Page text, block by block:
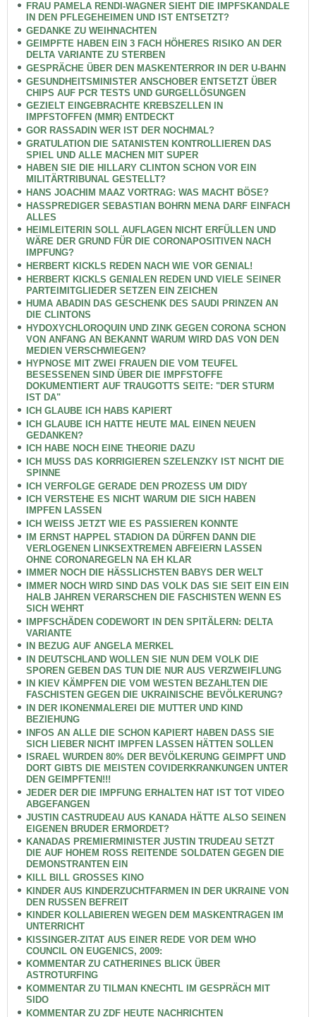
FRAU PAMELA RENDI-WAGNER SIEHT DIE IMPFSKANDALE
IN DEN PFLEGEHEIMEN UND IST ENTSETZT?
GEDANKE ZU WEIHNACHTEN
GEIMPFTE HABEN EIN 3 FACH HÖHERES RISIKO AN DER
DELTA VARIANTE ZU STERBEN
GESPRÄCHE ÜBER DEN MASKENTERROR IN DER U-BAHN
GESUNDHEITSMINISTER ANSCHOBER ENTSETZT ÜBER
CHIPS AUF PCR TESTS UND GURGELLÖSUNGEN
GEZIELT EINGEBRACHTE KREBSZELLEN IN
IMPFSTOFFEN (MMR) ENTDECKT
GOR RASSADIN WER IST DER NOCHMAL?
GRATULATION DIE SATANISTEN KONTROLLIEREN DAS
SPIEL UND ALLE MACHEN MIT SUPER
HABEN SIE DIE HILLARY CLINTON SCHON VOR EIN
MILITÄRTRIBUNAL GESTELLT?
HANS JOACHIM MAAZ VORTRAG: WAS MACHT BÖSE?
HASSPREDIGER SEBASTIAN BOHRN MENA DARF EINFACH
ALLES
HEIMLEITERIN SOLL AUFLAGEN NICHT ERFÜLLEN UND
WÄRE DER GRUND FÜR DIE CORONAPOSITIVEN NACH
IMPFUNG?
HERBERT KICKLS REDEN NACH WIE VOR GENIAL!
HERBERT KICKLS GENIALEN REDEN UND VIELE SEINER
PARTEIMITGLIEDER SETZEN EIN ZEICHEN
HUMA ABADIN DAS GESCHENK DES SAUDI PRINZEN AN
DIE CLINTONS
HYDOXYCHLOROQUIN UND ZINK GEGEN CORONA SCHON
VON ANFANG AN BEKANNT WARUM WIRD DAS VON DEN
MEDIEN VERSCHWIEGEN?
HYPNOSE MIT ZWEI FRAUEN DIE VOM TEUFEL
BESESSENEN SIND ÜBER DIE IMPFSTOFFE
DOKUMENTIERT AUF TRAUGOTTS SEITE: "DER STURM
IST DA"
ICH GLAUBE ICH HABS KAPIERT
ICH GLAUBE ICH HATTE HEUTE MAL EINEN NEUEN
GEDANKEN?
ICH HABE NOCH EINE THEORIE DAZU
ICH MUSS DAS KORRIGIEREN SZELENZKY IST NICHT DIE
SPINNE
ICH VERFOLGE GERADE DEN PROZESS UM DIDY
ICH VERSTEHE ES NICHT WARUM DIE SICH HABEN
IMPFEN LASSEN
ICH WEISS JETZT WIE ES PASSIEREN KONNTE
IM ERNST HAPPEL STADION DA DÜRFEN DANN DIE
VERLOGENEN LINKSEXTREMEN ABFEIERN LASSEN
OHNE CORONAREGELN NA EH KLAR
IMMER NOCH DIE HÄSSLICHSTEN BABYS DER WELT
IMMER NOCH WIRD SIND DAS VOLK DAS SIE SEIT EIN EIN
HALB JAHREN VERARSCHEN DIE FASCHISTEN WENN ES
SICH WEHRT
IMPFSCHÄDEN CODEWORT IN DEN SPITÄLERN: DELTA
VARIANTE
IN BEZUG AUF ANGELA MERKEL
IN DEUTSCHLAND WOLLEN SIE NUN DEM VOLK DIE
SPOREN GEBEN DAS TUN DIE NUR AUS VERZWEIFLUNG
IN KIEV KÄMPFEN DIE VOM WESTEN BEZAHLTEN DIE
FASCHISTEN GEGEN DIE UKRAINISCHE BEVÖLKERUNG?
IN DER IKONENMALEREI DIE MUTTER UND KIND
BEZIEHUNG
INFOS AN ALLE DIE SCHON KAPIERT HABEN DASS SIE
SICH LIEBER NICHT IMPFEN LASSEN HÄTTEN SOLLEN
ISRAEL WURDEN 80% DER BEVÖLKERUNG GEIMPFT UND
DORT GIBTS DIE MEISTEN COVIDERKRANKUNGEN UNTER
DEN GEIMPFTEN!!!
JEDER DER DIE IMPFUNG ERHALTEN HAT IST TOT VIDEO
ABGEFANGEN
JUSTIN CASTRUDEAU AUS KANADA HÄTTE ALSO SEINEN
EIGENEN BRUDER ERMORDET?
KANADAS PREMIERMINISTER JUSTIN TRUDEAU SETZT
DIE AUF HOHEM ROSS REITENDE SOLDATEN GEGEN DIE
DEMONSTRANTEN EIN
KILL BILL GROSSES KINO
KINDER AUS KINDERZUCHTFARMEN IN DER UKRAINE VON
DEN RUSSEN BEFREIT
KINDER KOLLABIEREN WEGEN DEM MASKENTRAGEN IM
UNTERRICHT
KISSINGER-ZITAT AUS EINER REDE VOR DEM WHO
COUNCIL ON EUGENICS, 2009:
KOMMENTAR ZU CATHERINES BLICK ÜBER
ASTROTURFING
KOMMENTAR ZU TILMAN KNECHTL IM GESPRÄCH MIT
SIDO
KOMMENTAR ZU ZDF HEUTE NACHRICHTEN